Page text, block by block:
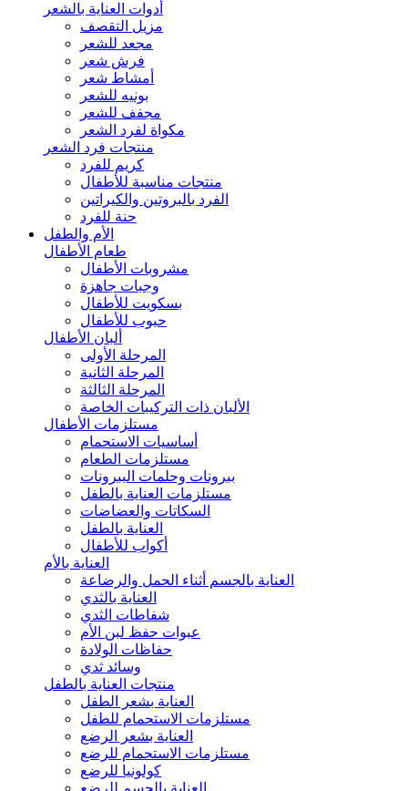
أدوات العناية بالشعر
مزيل التقصف
مجعد للشعر
فرش شعر
أمشاط شعر
بونيه للشعر
مجفف للشعر
مكواة لفرد الشعر
منتجات فرد الشعر
كريم للفرد
منتجات مناسبة للأطفال
الفرد بالبروتين والكيراتين
حنة للفرد
الأم والطفل
طعام الأطفال
مشروبات الأطفال
وجبات جاهزة
بسكويت للأطفال
حبوب للأطفال
ألبان الأطفال
المرحلة الأولى
المرحلة الثانية
المرحلة الثالثة
الألبان ذات التركيبات الخاصة
مستلزمات الأطفال
أساسيات الاستحمام
مستلزمات الطعام
ببرونات وحلمات الببرونات
مستلزمات العناية بالطفل
السكاتات والعضاضات
العناية بالطفل
أكواب للأطفال
العناية بالأم
العناية بالجسم أثناء الحمل والرضاعة
العناية بالثدي
شفاطات الثدي
عبوات حفظ لبن الأم
حفاظات الولادة
وسائد ثدي
منتجات العناية بالطفل
العناية بشعر الطفل
مستلزمات الاستحمام للطفل
العناية بشعر الرضع
مستلزمات الاستحمام للرضع
كولونيا للرضع
العناية بالجسم للرضع